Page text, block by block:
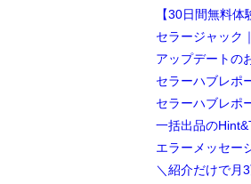
【30日間無料
セラージャック
アップデートの
セラーハブレポ
セラーハブレポ
一括出品の
エラーメッセー
＼紹介だけで月